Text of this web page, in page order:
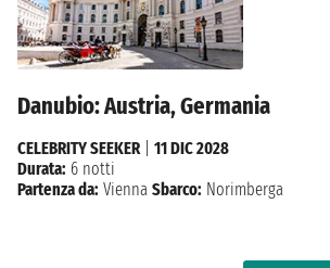
Danubio: Austria, Germania
CELEBRITY SEEKER| 11 DIC 2028
Durata: 6 notti
Partenza da: Vienna Sbarco: Norimberga